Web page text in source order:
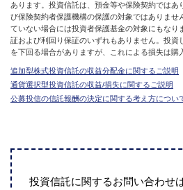
あります。投資信託は、預金等や保険契約ではあ
び保険契約者保護機構の保護の対象ではありませ
ていない場合には投資者保護基金の対象にもなり
証および利回り保証のいずれもありません。投資
を下回る場合がありますが、これによる損失は購
追加型株式投資信託の収益分配金に関するご説明
通貨選択型投資信託の収益/損失に関するご説明
公募投信の信託報酬の決定に関する考え方につい
投資信託に関するお問い合わせ